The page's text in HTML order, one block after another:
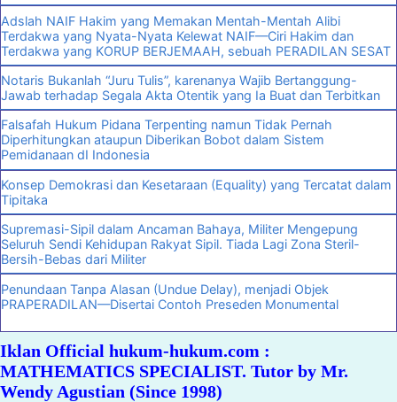
Adslah NAIF Hakim yang Memakan Mentah-Mentah Alibi
Terdakwa yang Nyata-Nyata Kelewat NAIF—Ciri Hakim dan
Terdakwa yang KORUP BERJEMAAH, sebuah PERADILAN SESAT
Notaris Bukanlah “Juru Tulis”, karenanya Wajib Bertanggung-
Jawab terhadap Segala Akta Otentik yang Ia Buat dan Terbitkan
Falsafah Hukum Pidana Terpenting namun Tidak Pernah
Diperhitungkan ataupun Diberikan Bobot dalam Sistem
Pemidanaan dI Indonesia
Konsep Demokrasi dan Kesetaraan (Equality) yang Tercatat dalam
Tipitaka
Supremasi-Sipil dalam Ancaman Bahaya, Militer Mengepung
Seluruh Sendi Kehidupan Rakyat Sipil. Tiada Lagi Zona Steril-
Bersih-Bebas dari Militer
Penundaan Tanpa Alasan (Undue Delay), menjadi Objek
PRAPERADILAN—Disertai Contoh Preseden Monumental
Iklan Official hukum-hukum.com :
MATHEMATICS SPECIALIST. Tutor by Mr.
Wendy Agustian (Since 1998)